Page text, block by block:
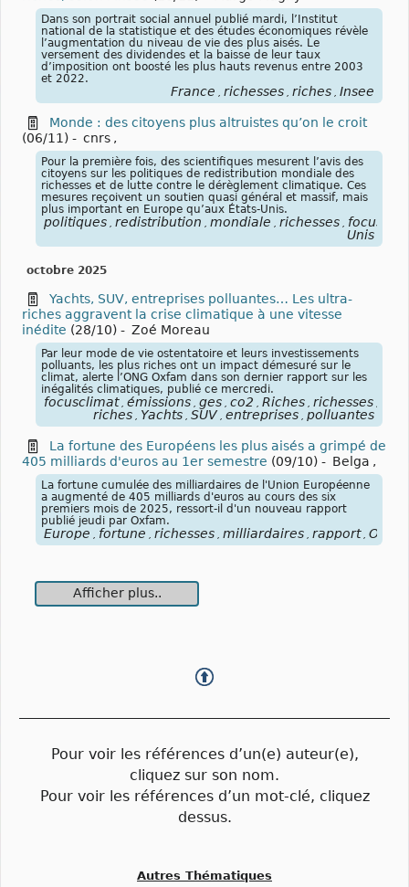
Dans son portrait social annuel publié mardi, l’Institut
national de la statistique et des études économiques révèle
l’augmentation du niveau de vie des plus aisés. Le
versement des dividendes et la baisse de leur taux
d’imposition ont boosté les plus hauts revenus entre 2003
et 2022.
France richesses riches Insee
Monde : des citoyens plus altruistes qu’on le croit
(06/11) - cnrs ,
Pour la première fois, des scientifiques mesurent l’avis des
citoyens sur les politiques de redistribution mondiale des
richesses et de lutte contre le dérèglement climatique. Ces
mesures reçoivent un soutien quasi général et massif, mais
plus important en Europe qu’aux États-Unis.
politiques redistribution mondiale richesses
Unis
octobre 2025
Yachts, SUV, entreprises polluantes… Les ultra-
riches aggravent la crise climatique à une vitesse
inédite (28/10) - Zoé Moreau
Par leur mode de vie ostentatoire et leurs investissements
polluants, les plus riches ont un impact démesuré sur le
climat, alerte l’ONG Oxfam dans son dernier rapport sur les
inégalités climatiques, publié ce mercredi.
focusclimat émissions ges co2 Riches richesses
riches
Yachts SUV entreprises polluantes
La fortune des Européens les plus aisés a grimpé de
405 milliards d'euros au 1er semestre (09/10) - Belga ,
La fortune cumulée des milliardaires de l'Union Européenne
a augmenté de 405 milliards d'euros au cours des six
premiers mois de 2025, ressort-il d'un nouveau rapport
publié jeudi par Oxfam.
Europe fortune richesses milliardaires rapport
Afficher plus..
Pour voir les références d’un(e) auteur(e),
cliquez sur son nom.
Pour voir les références d’un mot-clé, cliquez
dessus.
Autres Thématiques